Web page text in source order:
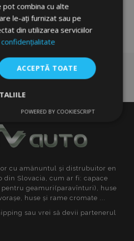
Dorințe
cu amănuntul și distrubuitor en
din Slovacia, cum ar fi: capace
geamuri(paravînturi), huse
huse și rame cromate ...
sau vrei să devii partenerul
pot combina cu alte
le-ați furnizat sau pe
din utilizarea serviciilor
ACCEPTĂ TOATE
De
performanță
De
POWERED BY COOKIESCRIPT